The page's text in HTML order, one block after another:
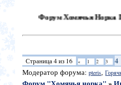
Форум Хомячья Норка
Страница4из 16 « 1 2 3 4
Модератор форума:pteris,